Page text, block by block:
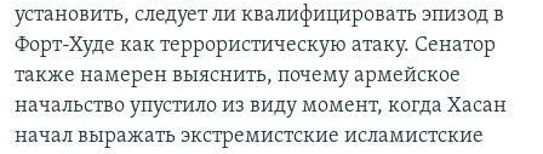
установить, следует ли квалифицировать эпизод в
Форт-Худе как террористическую атаку. Сенатор
также намерен выяснить, почему армейское
начальство упустило из виду момент, когда Хасан
начал выражать экстремистские исламистские